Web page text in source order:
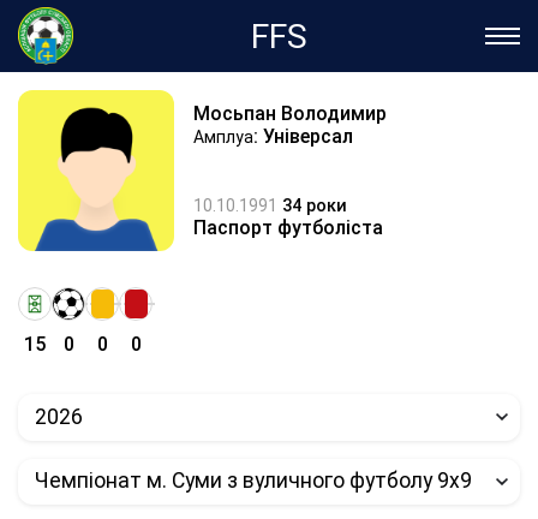
FFS
Мосьпан Володимир
Амплуа: Універсал
10.10.1991 34 роки
Паспорт футболіста
15 0 0 0
2026
Чемпіонат м. Суми з вуличного футболу 9х9